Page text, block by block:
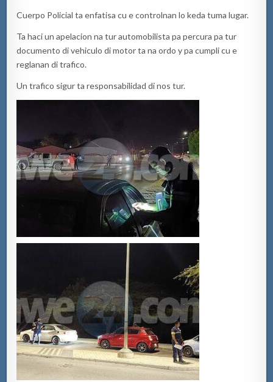
Cuerpo Policial ta enfatisa cu e controlnan lo keda tuma lugar.
Ta haci un apelacion na tur automobilista pa percura pa tur
documento di vehiculo di motor ta na ordo y pa cumpli cu e
reglanan di trafico.
Un trafico sigur ta responsabilidad di nos tur.